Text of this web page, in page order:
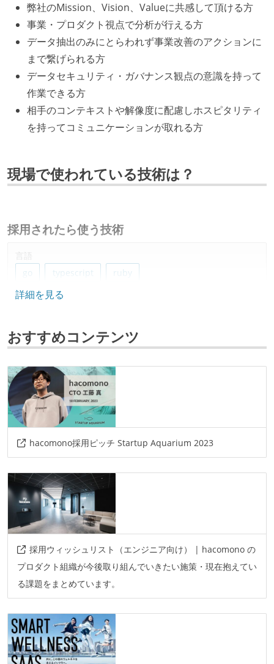
弊社のMission、Vision、Valueに共感して頂ける方
事業・プロダクト視点で分析が行える方
データ抽出のみにとらわれず事業改善のアクションに
まで繋げられる方
データセキュリティ・ガバナンス観点の意識を持って
作業できる方
相手のコンテキストや解像度に配慮しホスピタリティ
を持ってコミュニケーションが取れる方
現場で使われている技術は？
採用されたら使う技術
言語
go
typescript ruby
フレームワーク
データベース
bigquery
mysql
ソースコード管理
git
プロジェクト管理
github
情報共有ツール
notion
slack
その他
ansible
jenkins github-actions
circleci
docker
terraform lambda
ecs-fargate
詳細を見る
おすすめコンテンツ
hacomono採用ピッチ Startup Aquarium 2023
採用ウィッシュリスト（エンジニア向け） | hacomono の
プロダクト組織が今後取り組んでいきたい施策・現在抱えてい
る課題をまとめています。